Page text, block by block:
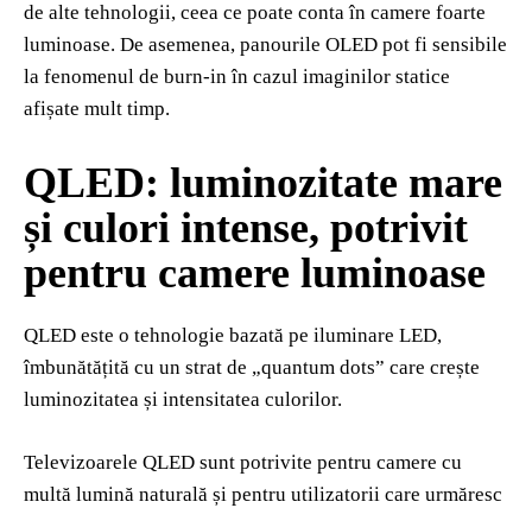
de alte tehnologii, ceea ce poate conta în camere foarte
luminoase. De asemenea, panourile OLED pot fi sensibile
la fenomenul de burn‑in în cazul imaginilor statice
afișate mult timp.
QLED: luminozitate mare
și culori intense, potrivit
pentru camere luminoase
QLED este o tehnologie bazată pe iluminare LED,
îmbunătățită cu un strat de „quantum dots” care crește
luminozitatea și intensitatea culorilor.
Televizoarele QLED sunt potrivite pentru camere cu
multă lumină naturală și pentru utilizatorii care urmăresc